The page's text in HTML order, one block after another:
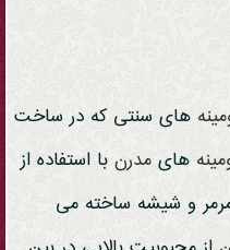
های سنتی که در ساخت
های مدرنبا استفاده از
و شیشه ساخته می